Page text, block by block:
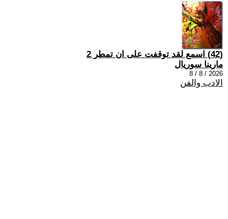
(42) اسمع لقد توقفت على ان تمطر 2
مارينا سوريال
2026 / 8 / 8
الادب والفن